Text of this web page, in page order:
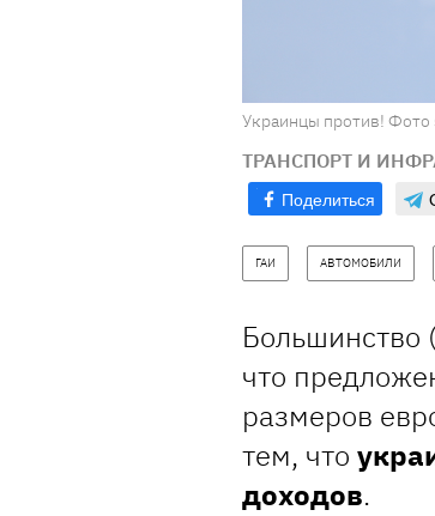
Украинцы против! Фото
ТРАНСПОРТ И
Поделиться
ГАИ АВТОМОБИЛИ
Большинство
что
размеров
тем, что
доходов.